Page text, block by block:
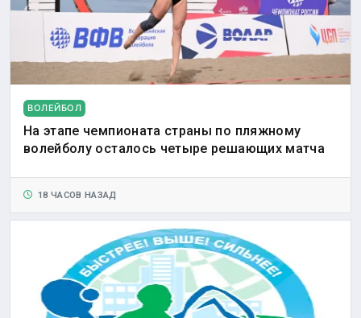
ВОЛЕЙБОЛ
На этапе чемпионата страны по пляжному
волейболу осталось четыре решающих матча
18 ЧАСОВ НАЗАД